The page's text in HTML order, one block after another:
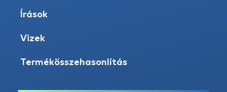
Írások
Vizek
Termékösszehasonlítás